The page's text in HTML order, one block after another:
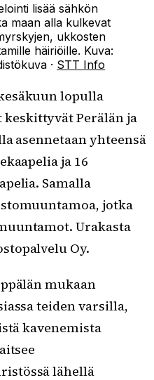
lisää sähkön
maan alla kulkevat
ukkosten
häiriöille. Kuva:
· STT Info
lopulla
Perälän ja
asennetaan yhteensä
ja 16
Samalla
jotka
Urakasta
Oy.
mukaan
teiden varsilla,
kavenemista
lähellä